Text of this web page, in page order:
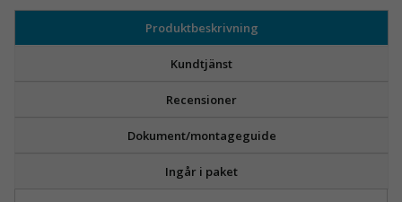
Produktbeskrivning
Kundtjänst
Recensioner
Dokument/montageguide
Ingår i paket